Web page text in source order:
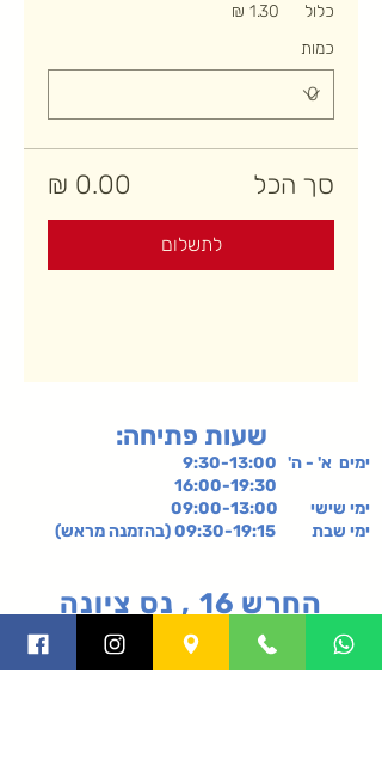
כלול
כמות
סך הכל
לתשלום
:שעות פתיחה
ימים א' - ה' 9:30-13:00
ימי שישי 09:00-13:00
ימי שבת 09:30-19:15 (בהזמנה מראש)
החרש 16 , נס ציונה
קניון רננים, קומה 2-,
רעננה